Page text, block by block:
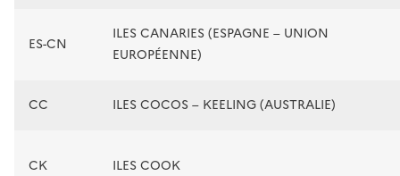
ES-CN
ILES CANARIES (ESPAGNE – UNION
EUROPÉENNE)
CC ILES COCOS – KEELING (AUSTRALIE)
CK ILES COOK